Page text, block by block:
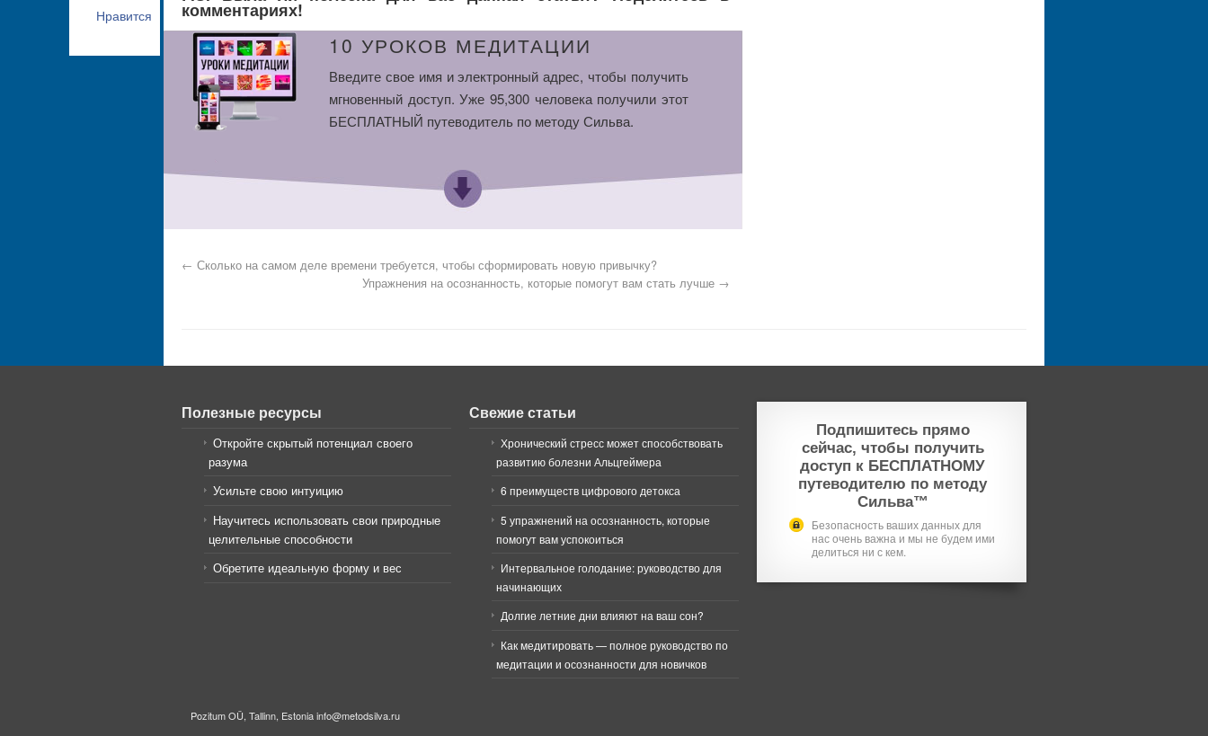
Нравится
комментариях!
10 УРОКОВ МЕДИТАЦИИ
Введите свое имя и электронный адрес, чтобы получить
мгновенный доступ. Уже 95,300 человека получили этот
БЕСПЛАТНЫЙ путеводитель по методу Сильва.
← Сколько на самом деле времени требуется, чтобы сформировать новую привычку?
Упражнения на осознанность, которые помогут вам стать лучше →
Полезные ресурсы
Откройте скрытый потенциал своего
разума
Усильте свою интуицию
Научитесь использовать свои природные
целительные способности
Обретите идеальную форму и вес
Свежие статьи
Хронический стресс может способствовать
развитию болезни Альцгеймера
6 преимуществ цифрового детокса
5 упражнений на осознанность, которые
помогут вам успокоиться
Интервальное голодание: руководство для
начинающих
Долгие летние дни влияют на ваш сон?
Как медитировать — полное руководство по
медитации и осознанности для новичков
Подпишитесь прямо
сейчас, чтобы получить
доступ к БЕСПЛАТНОМУ
путеводителю по методу
Сильва™
Безопасность ваших данных для
нас очень важна и мы не будем ими
делиться ни с кем.
Pozitum OÜ, Tallinn, Estonia info@metodsilva.ru